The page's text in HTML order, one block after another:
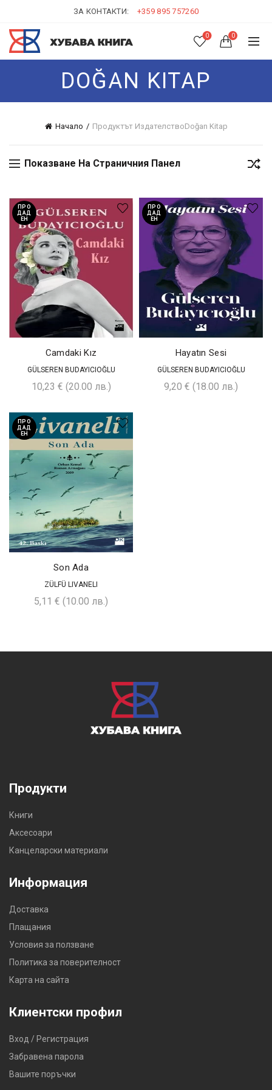
ЗА КОНТАКТИ: +359 895 757260
0 0
DOĞAN KITAP
Начало Продуктът ИздателствоDoğan Kitap
Показване На Страничния Панел
ПРО
ДАД
ЕН
Camdaki Kız
GÜLSEREN BUDAYICIOĞLU
10,23 € (20.00 лв.)
ПРО
ДАД
ЕН
Hayatın Sesi
GÜLSEREN BUDAYICIOĞLU
9,20 € (18.00 лв.)
ПРО
ДАД
ЕН
Son Ada
ZÜLFÜ LIVANELI
5,11 € (10.00 лв.)
Продукти
Книги
Аксесоари
Канцеларски материали
Информация
Доставка
Плащания
Условия за ползване
Политика за поверителност
Карта на сайта
Клиентски профил
Вход / Регистрация
Забравена парола
Вашите поръчки